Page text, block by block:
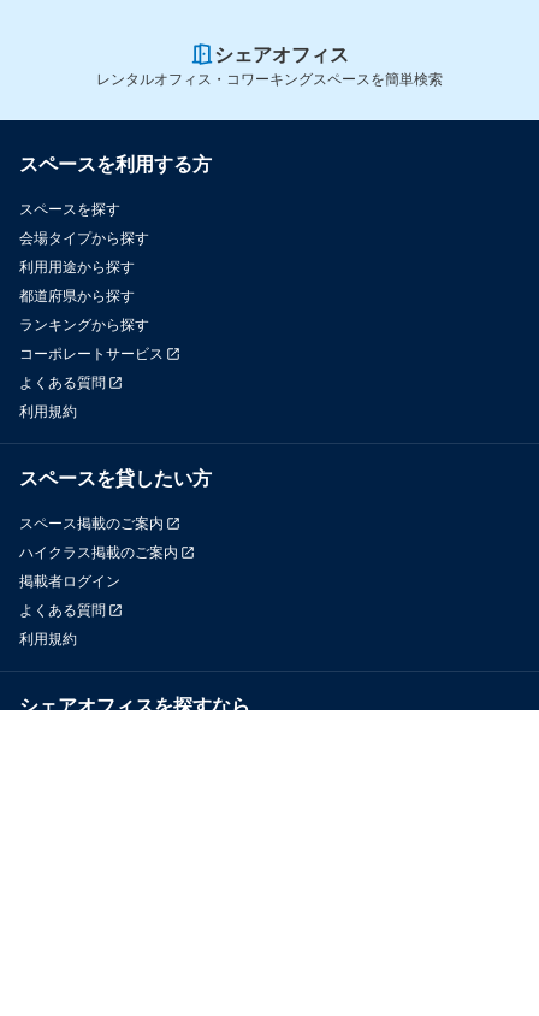
シェアオフィス
レンタルオフィス・コワーキングスペースを簡単検索
スペースを利用する方
スペースを探す
会場タイプから探す
利用用途から探す
都道府県から探す
ランキングから探す
コーポレートサービス
よくある質問
利用規約
スペースを貸したい方
スペース掲載のご案内
ハイクラス掲載のご案内
掲載者ログイン
よくある質問
利用規約
シェアオフィスを探すなら